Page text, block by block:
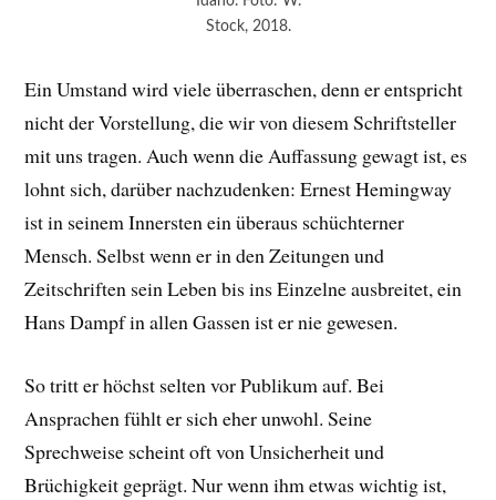
Stock, 2018.
Ein Umstand wird viele überraschen, denn er entspricht
nicht der Vorstellung, die wir von diesem Schriftsteller
mit uns tragen. Auch wenn die Auffassung gewagt ist, es
lohnt sich, darüber nachzudenken: Ernest Hemingway
ist in seinem Innersten ein überaus schüchterner
Mensch. Selbst wenn er in den Zeitungen und
Zeitschriften sein Leben bis ins Einzelne ausbreitet, ein
Hans Dampf in allen Gassen ist er nie gewesen.
So tritt er höchst selten vor Publikum auf. Bei
Ansprachen fühlt er sich eher unwohl. Seine
Sprechweise scheint oft von Unsicherheit und
Brüchigkeit geprägt. Nur wenn ihm etwas wichtig ist,